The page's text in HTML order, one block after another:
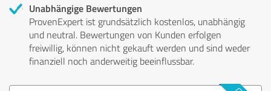
Unabhängige Bewertungen
ProvenExpert ist grundsätzlich kostenlos, unabhängig
und neutral. Bewertungen von Kunden erfolgen
freiwillig, können nicht gekauft werden und sind weder
finanziell noch anderweitig beeinflussbar.